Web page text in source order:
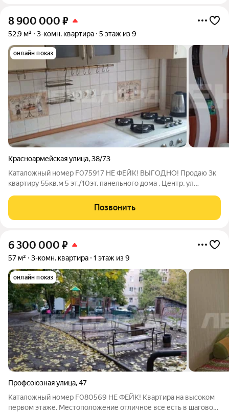
8 900 000 ₽
52,9 м² 3-комн. квартира 5 этаж из 9
онлайн показ
Красноармейская улица,38/73
Каталожный номер F075917 НЕ ФЕЙК! ВЫГОДНО! Продаю 3к
квартиру 55кв.м 5 эт./10эт. панельного дома , Центр, ул
большой семьи. 2. Все комнаты раздельные. 3. Гардеробная,
выделена рабочая зона.
Позвонить
6 300 000 ₽
57 м² 3-комн. квартира 1 этаж из 9
онлайн показ
Профсоюзная улица,47
Каталожный номер F080569 НЕ ФЕЙК! Квартира на высоком
первом этаже. Местоположение отличное все есть в шаговой